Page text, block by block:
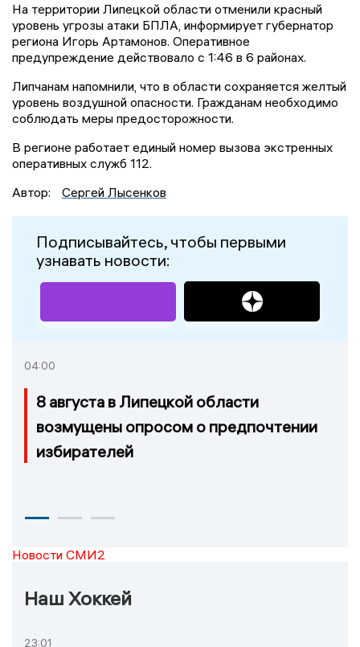
На территории Липецкой области отменили красный
уровень угрозы атаки БПЛА, информирует губернатор
региона Игорь Артамонов. Оперативное
предупреждение действовало с 1:46 в 6 районах.
Липчанам напомнили, что в области сохраняется желтый
уровень воздушной опасности. Гражданам необходимо
соблюдать меры предосторожности.
В регионе работает единый номер вызова экстренных
оперативных служб 112.
Автор:
Сергей Лысенков
Подписывайтесь, чтобы первыми
узнавать новости:
04:00
8 августа в Липецкой области
возмущены опросом о предпочтении
избирателей
Новости СМИ2
Наш Хоккей
23:01